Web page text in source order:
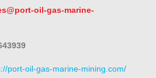
oil-gas-marine-
port-oil-gas-marine-mining.com/